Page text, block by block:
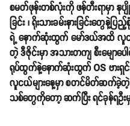
စမတ်ဖုန်းတစ်လုံးကို ဖန်တီးရာမှာ နုပ
ခြင်း ၊ ရိုးသားခမ်းနားခြင်းတွေနဲ့
ရဲ့ နောက်ဆုံးထွက် မော်ဒယ်အထိ လူင
တဲ့ ဒီဇိုင်းမှာ အသားတကျ စီးမျောပ
ရုပ်ထွက်နဲ့နောက်ဆုံးထွက် OS ဗား
လူငယ်များနေ့မှာ စတင်မိတ်ဆက်ခဲ့
သစ်တွေကိုတော့ ဆက်ပြီး ရင်ခုန်ရဦးမှ